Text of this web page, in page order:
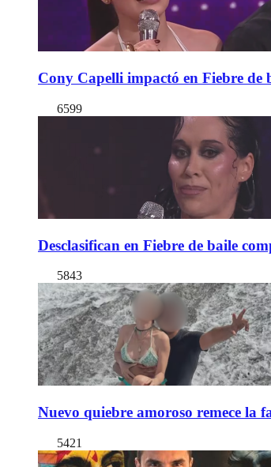
Cony Capelli impactó en Fiebre
6599
Desclasifican en Fiebre de baile
5843
Nuevo quiebre amoroso remece la
5421